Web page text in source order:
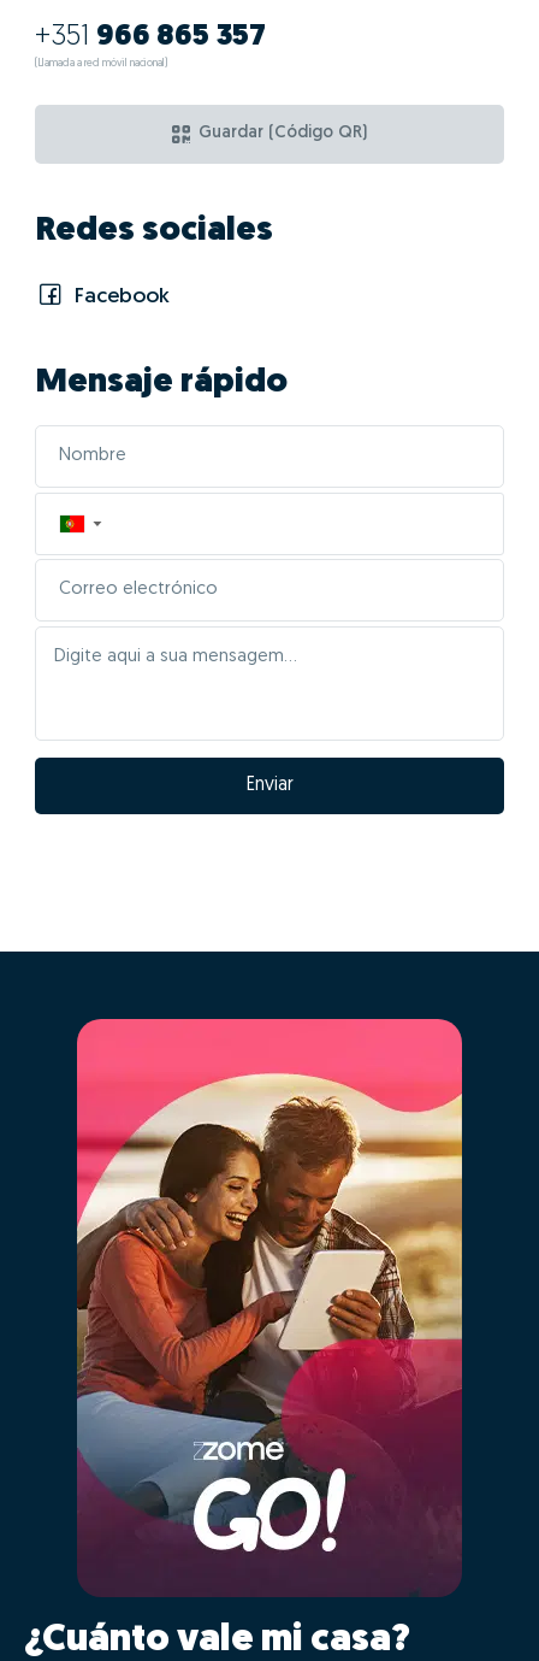
+351 966 865 357
(Llamada a red móvil nacional)
Guardar (Código QR)
Redes sociales
Facebook
Mensaje rápido
▼
Enviar
¿Cuánto vale mi casa?